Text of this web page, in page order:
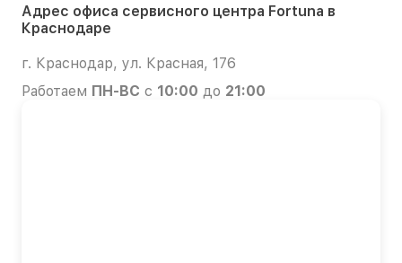
Адрес офиса сервисного центра Fortuna в
Краснодаре
г. Краснодар, ул. Красная, 176
Работаем ПН-ВС с 10:00 до 21:00